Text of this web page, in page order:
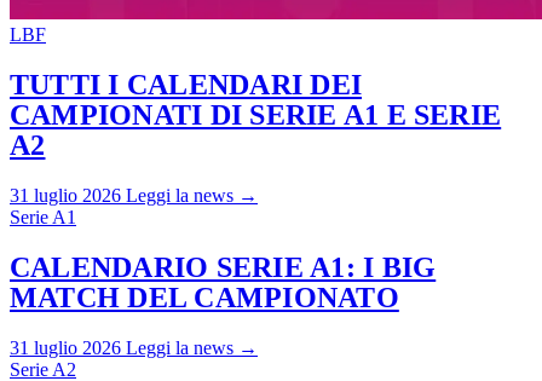
LBF
TUTTI I CALENDARI DEI
CAMPIONATI DI SERIE A1 E SERIE
A2
31 luglio 2026 Leggi la news →
Serie A1
CALENDARIO SERIE A1: I BIG
MATCH DEL CAMPIONATO
31 luglio 2026 Leggi la news →
Serie A2